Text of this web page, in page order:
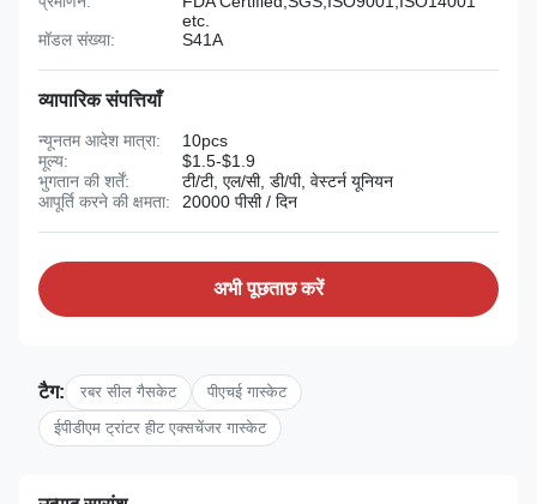
etc.
मॉडल संख्या:
S41A
व्यापारिक संपत्तियाँ
न्यूनतम आदेश मात्रा:
10pcs
मूल्य:
$1.5-$1.9
भुगतान की शर्तें:
टी/टी, एल/सी, डी/पी, वेस्टर्न यूनियन
आपूर्ति करने की क्षमता:
20000 पीसी / दिन
अभी पूछताछ करें
टैग: रबर सील गैसकेट
पीएचई गास्केट
ईपीडीएम ट्रांटर हीट एक्सचेंजर गास्केट